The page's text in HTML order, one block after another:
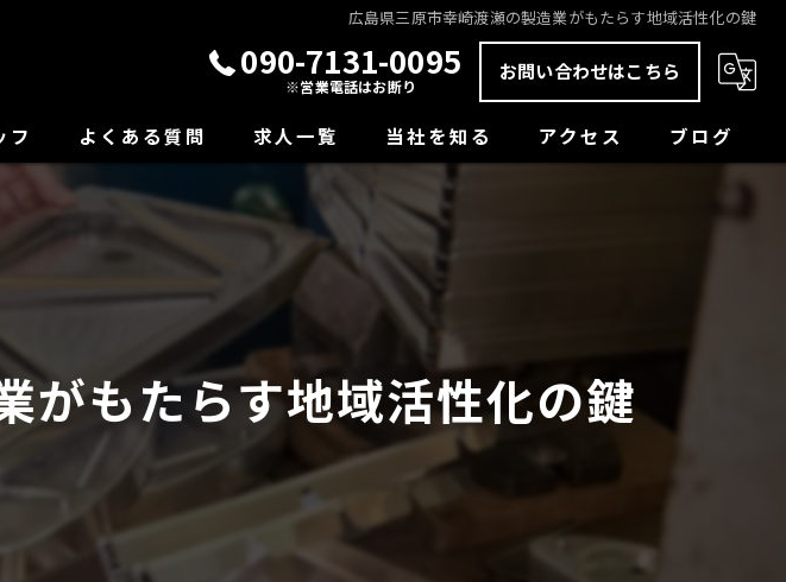
広島県三原市幸崎渡瀬の製造業がもたらす地域活性化の鍵
090-7131-0095
※営業電話はお断り
お問い合わせはこちら
フ よくある質問 求人一覧 当社を知る
未経験
正社員
経験者
学歴不問
転職
アクセス ブログ
がもたらす地域活性化の鍵